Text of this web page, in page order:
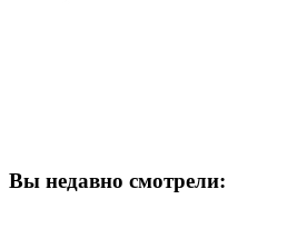
Вы недавно смотрели: